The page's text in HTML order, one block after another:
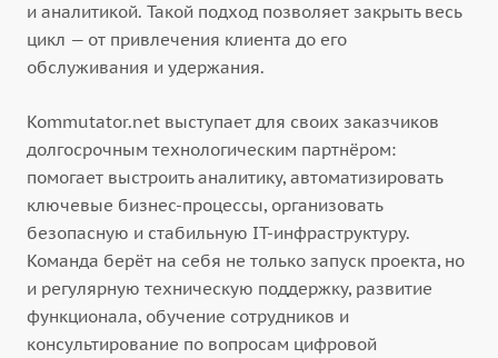
и аналитикой. Такой подход позволяет закрыть весь
цикл — от привлечения клиента до его
обслуживания и удержания.
Kommutator.net выступает для своих заказчиков
долгосрочным технологическим партнёром:
помогает выстроить аналитику, автоматизировать
ключевые бизнес-процессы, организовать
безопасную и стабильную IT-инфраструктуру.
Команда берёт на себя не только запуск проекта, но
и регулярную техническую поддержку, развитие
функционала, обучение сотрудников и
консультирование по вопросам цифровой